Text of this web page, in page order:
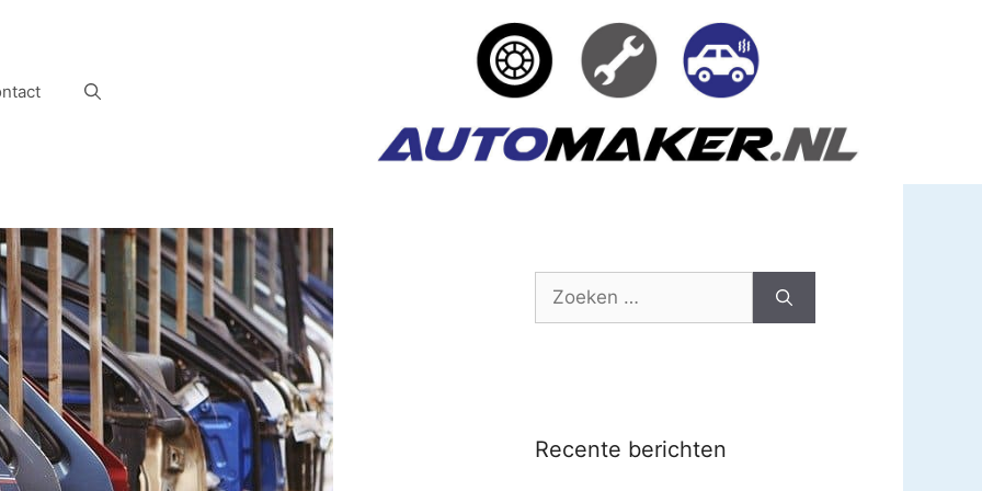
Zoek
Recente berichten